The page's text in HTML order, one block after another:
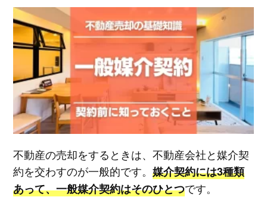
不動産の売却をするときは、不動産会社と媒介契
約を交わすのが一般的です。 媒介契約には3種類
あって、一般媒介契約はそのひとつです。